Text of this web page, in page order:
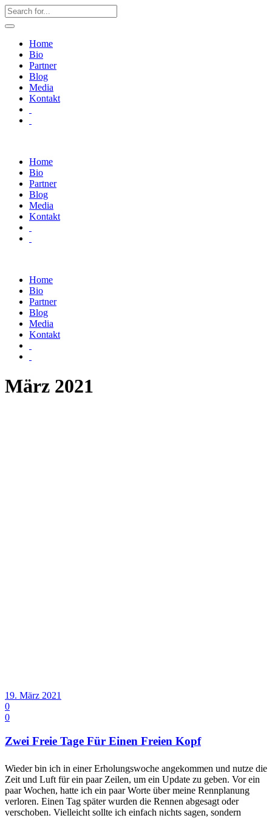
Home
Bio
Partner
Blog
Media
Kontakt
Home
Bio
Partner
Blog
Media
Kontakt
Home
Bio
Partner
Blog
Media
Kontakt
März 2021
19. März 2021
0
0
Zwei Freie Tage Für Einen Freien Kopf
Wieder bin ich in einer Erholungswoche angekommen und nutze die
Zeit und Luft für ein paar Zeilen, um ein Update zu geben. Vor ein
paar Wochen, hatte ich ein paar Worte über meine Rennplanung
verloren. Einen Tag später wurden die Rennen abgesagt oder
verschoben. Vielleicht sollte ich einfach nichts sagen, sondern